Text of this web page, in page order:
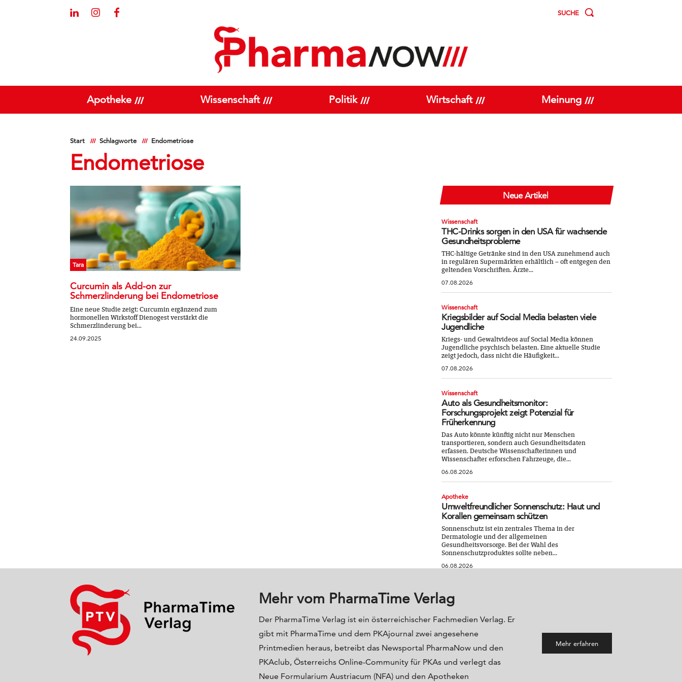
SUCHE
Apotheke Wissenschaft Politik Wirtschaft Meinung
Start Schlagworte Endometriose
Endometriose
Tara
Curcumin als Add-on zur
Schmerzlinderung bei Endometriose
Eine neue Studie zeigt: Curcumin ergänzend zum
hormonellen Wirkstoff Dienogest verstärkt die
Schmerzlinderung bei...
24.09.2025
Neue Artikel
Wissenschaft
THC-Drinks sorgen in den USA für wachsende
Gesundheitsprobleme
THC-hältige Getränke sind in den USA zunehmend auch
in regulären Supermärkten erhältlich – oft entgegen den
geltenden Vorschriften. Ärzte...
07.08.2026
Wissenschaft
Kriegsbilder auf Social Media belasten viele
Jugendliche
Kriegs- und Gewaltvideos auf Social Media können
Jugendliche psychisch belasten. Eine aktuelle Studie
zeigt jedoch, dass nicht die Häufigkeit...
07.08.2026
Wissenschaft
Auto als Gesundheitsmonitor:
Forschungsprojekt zeigt Potenzial für
Früherkennung
Das Auto könnte künftig nicht nur Menschen
transportieren, sondern auch Gesundheitsdaten
erfassen. Deutsche Wissenschafterinnen und
Wissenschafter erforschen Fahrzeuge, die...
06.08.2026
Apotheke
Umweltfreundlicher Sonnenschutz: Haut und
Korallen gemeinsam schützen
Sonnenschutz ist ein zentrales Thema in der
Dermatologie und der allgemeinen
Gesundheitsvorsorge. Bei der Wahl des
Sonnenschutzproduktes sollte neben...
06.08.2026
Mehr vom PharmaTime Verlag
Der PharmaTime Verlag ist ein österreichischer Fachmedien Verlag. Er
gibt mit PharmaTime und dem PKAjournal zwei angesehene
Printmedien heraus, betreibt das Newsportal PharmaNow und den
PKAclub, Österreichs Online-Community für PKAs und verlegt das
Neue Formularium Austriacum (NFA) und den Apotheken
Mehr erfahren